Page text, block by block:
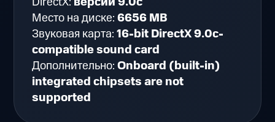
Место на диске:6656 MB
Звуковая карта:16-bit DirectX 9.0c-
compatible sound card
Дополнительно:Onboard (built-in)
integrated chipsets are not
supported